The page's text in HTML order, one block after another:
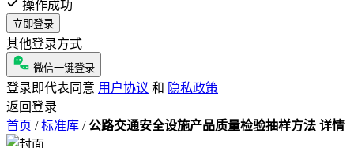
操作成功
立即登录
其他登录方式
微信一键登录
登录即代表同意 用户协议 和 隐私政策
返回登录
首页 / 标准库 / 公路交通安全设施产品质量检验抽样方法 详情